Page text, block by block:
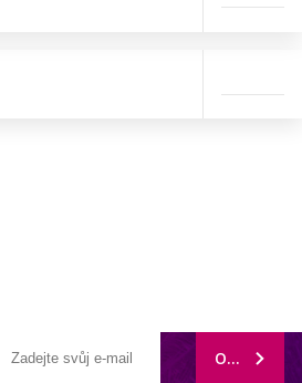
ODEBÍRAT